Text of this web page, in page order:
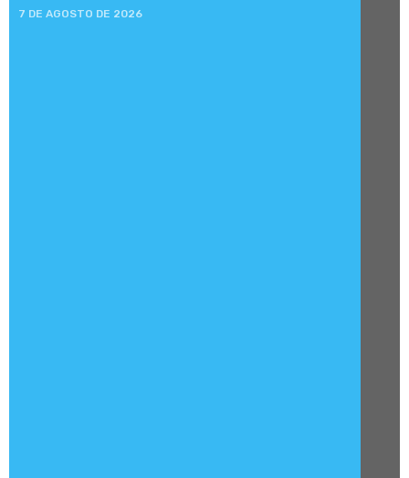
7 DE AGOSTO DE 2026